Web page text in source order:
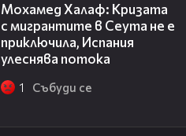
Мохамед Халаф: Кризата
с мигрантите в Сеута не е
приключила, Испания
улеснява потока
1 Събуди се